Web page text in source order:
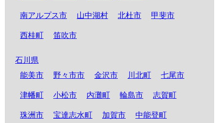
南アルプス市 山中湖村 北杜市 甲斐市
西桂町 笛吹市
石川県
能美市
野々市市 金沢市 川北町 七尾市
津幡町 小松市 内灘町 輪島市 志賀町
珠洲市 宝達志水町 加賀市 中能登町